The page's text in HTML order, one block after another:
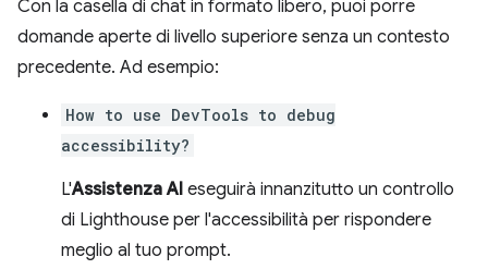
Con la casella di chat in formato libero, puoi porre
domande aperte di livello superiore senza un contesto
precedente. Ad esempio:
How to use DevTools to debug
accessibility?
L'Assistenza AI eseguirà innanzitutto un controllo
di Lighthouse per l'accessibilità per rispondere
meglio al tuo prompt.